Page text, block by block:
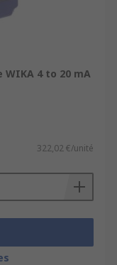
4 to 20 mA
322,02 €/unité